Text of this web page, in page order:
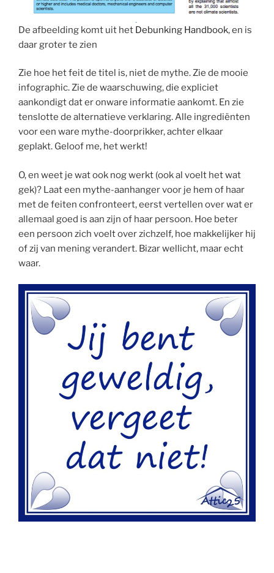
De afbeelding komt uit het Debunking Handbook, en is
daar groter te zien
Zie hoe het feit de titel is, niet de mythe. Zie de mooie
infographic. Zie de waarschuwing, die expliciet
aankondigt dat er onware informatie aankomt. En zie
tenslotte de alternatieve verklaring. Alle ingrediënten
voor een ware mythe-doorprikker, achter elkaar
geplakt. Geloof me, het werkt!
O, en weet je wat ook nog werkt (ook al voelt het wat
gek)? Laat een mythe-aanhanger voor je hem of haar
met de feiten confronteert, eerst vertellen over wat er
allemaal goed is aan zijn of haar persoon. Hoe beter
een persoon zich voelt over zichzelf, hoe makkelijker hij
of zij van mening verandert. Bizar wellicht, maar echt
waar.